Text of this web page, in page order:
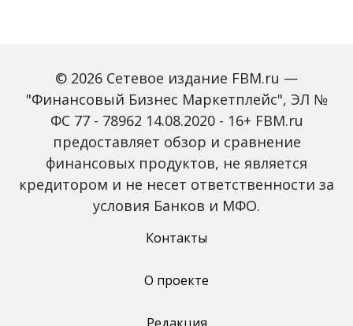
Зарплаты вырастут,
банки включат защиту
от мошенников: какие
новые законы ждут
россиян с октября
Россиян предупредили
мошенников на фоне
снижения ключевой
ставки
© 2026 Сетевое издание FBM.ru —
"Финансовый Бизнес Маркетплейс", ЭЛ №
ФС 77 - 78962 14.08.2020 - 16+ FBM.ru
предоставляет обзор и сравнение
финансовых продуктов, не является
кредитором и не несет ответственности за
условия Банков и МФО.
Контакты
О проекте